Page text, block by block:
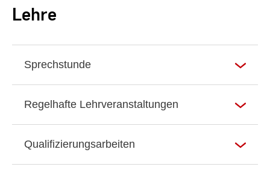
Lehre
Sprechstunde
Regelhafte Lehrveranstaltungen
Qualifizierungsarbeiten